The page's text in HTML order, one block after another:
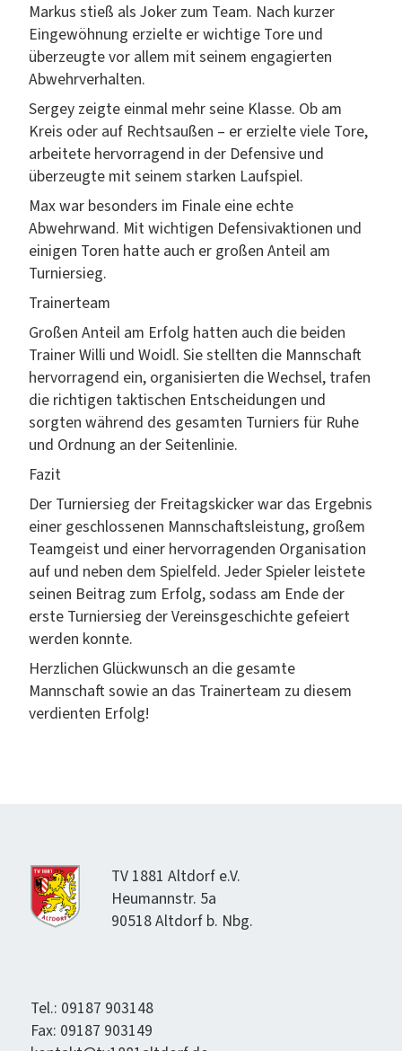
Markus stieß als Jok­er zum Team. Nach kurz­er
Eingewöh­nung erzielte er wichtige Tore und
überzeugte vor allem mit seinem engagierten
Abwehrverhalten.
Sergey zeigte ein­mal mehr seine Klasse. Ob am
Kreis oder auf Recht­saußen – er erzielte viele Tore,
arbeit­ete her­vor­ra­gend in der Defen­sive und
überzeugte mit seinem starken Laufspiel.
Max war beson­ders im Finale eine echte
Abwehrwand. Mit wichti­gen Defen­si­vak­tio­nen und
eini­gen Toren hat­te auch er großen Anteil am
Turniersieg.
Train­erteam
Großen Anteil am Erfolg hat­ten auch die bei­den
Train­er Willi und Woidl. Sie stell­ten die Mannschaft
her­vor­ra­gend ein, organ­isierten die Wech­sel, trafen
die richti­gen tak­tis­chen Entschei­dun­gen und
sorgten während des gesamten Turniers für Ruhe
und Ord­nung an der Seitenlinie.
Faz­it
Der Turnier­sieg der Fre­itags­kick­er war das Ergeb­nis
ein­er geschlosse­nen Mannschaft­sleis­tung, großem
Teamgeist und ein­er her­vor­ra­gen­den Organ­i­sa­tion
auf und neben dem Spielfeld. Jed­er Spiel­er leis­tete
seinen Beitrag zum Erfolg, sodass am Ende der
erste Turnier­sieg der Vere­ins­geschichte gefeiert
wer­den konnte.
Her­zlichen Glück­wun­sch an die gesamte
Mannschaft sowie an das Train­erteam zu diesem
ver­di­en­ten Erfolg!
TV 1881 Alt­dorf e.V.
Heumannstr. 5a
90518 Alt­dorf b. Nbg.
Tel.: 09187 903148
Fax: 09187 903149